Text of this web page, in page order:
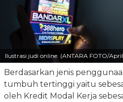
Ilustrasi judi online. (ANTARA FOTO/
Berdasarkan jenis
tumbuh tertinggi yaitu
oleh Kredit Modal Kerja